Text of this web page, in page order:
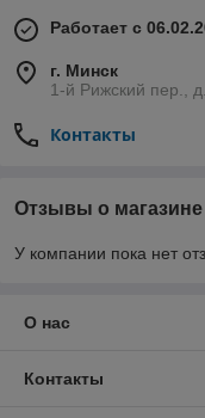
Работает с
г. Минск
1-й Рижский пер.,
Контакты
Отзывы о магазине
У компании пока нет
О нас
Контакты